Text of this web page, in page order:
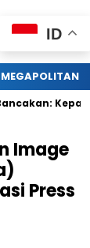
MEGAPOLITAN
Kepala
Image
Press
ID